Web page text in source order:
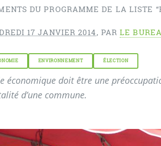
DU PROGRAMME DE LA LISTE
17 JANVIER 2014, PARLE
ENVIRONNEMENT ÉLECTION
économique doit être une
d’une commune.